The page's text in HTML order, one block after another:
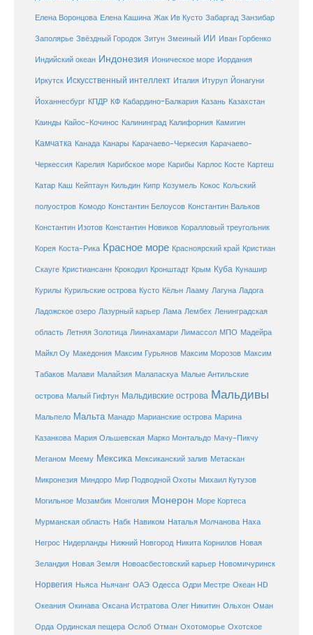
Елена Воронцова Елена Кашина Жак Ив Кусто Забаргад Занзибар
Заполярье Звёздный Городок Зитун Змеиный ИИ Иван Горбенко
Индийский океан Индонезия Ионическое море Иордания
Иркутск Искусственный интеллект Италия Итуруп Йонагуни
Йоханнесбург КПДР КФ Кабардино-Балкария Казань Казахстан
Каинды Кайос-Кочинос Калининград Калифорния Камигин
Камчатка Канада Канары Карачаево-Черкесия Карачаево-
Черкессия Карелия Карибское море Карибы Карлос Косте Картеш
Катар Каш Кейптаун Кильдин Кипр Козумель Кокос Кольский
полуостров Комодо Константин Белоусов Константин Вальков
Константин Изотов Константин Новиков Коралловый треугольник
Корея Коста-Рика Красное море Красноярский край Кристиан
Скауге Кристиансанн Крокодил Кронштадт Крым Куба Кунашир
Курилы Курильские острова Кусто Кёльн Лааму Лагуна Ладога
Ладожское озеро Лазурный карьер Лама Лембех Ленинградская
область Летняя Золотица Лиинахамари Лимассол МПО Мадейра
Майкл Оу Македония Максим Гурьянов Максим Морозов Максим
Табаков Малави Малайзия Малапаскуа Малые Антильские
острова Малый Гифтун Мальдивские острова Мальдивы
Мальпело Мальта Манадо Марианские острова Марина
Казанкова Мария Ольшевская Марко Монтальдо Мачу-Пикчу
Меганом Меему Мексика Мексиканский залив Метаскан
Микронезия Миндоро Мир Подводной Охоты Михаил Кутузов
Могильное Мозамбик Монголия Монерон Море Кортеса
Мурманская область Набк Навиком Наталья Молчанова Наха
Негрос Нидерланды Нижний Новгород Никита Корнилов Новая
Зеландия Новая Земля Новоасбестовский карьер Новомичуринск
Норвегия Ньяса Ньячанг ОАЭ Одесса Одри Местре Океан HD
Океания Окинава Оксана Истратова Олег Никитин Ольхон Оман
Орда Ординская пещера Ослоб Отман Охотоморье Охотское